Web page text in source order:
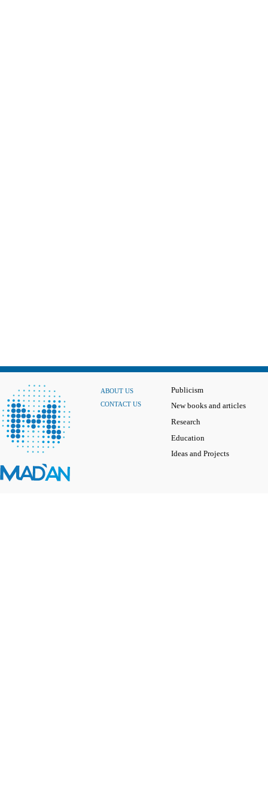
ABOUT US
CONTACT US
Publicism
New books and articles
Research
Education
Ideas and Projects